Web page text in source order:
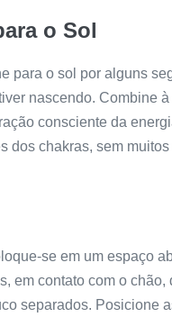
o Sol
para o sol por alguns
nascendo. Combine à
consciente da
dos chakras, sem
se em um espaço
em contato com o chão,
separados. Posicione